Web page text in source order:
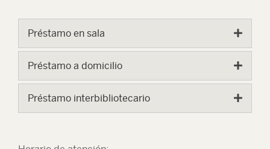
Préstamo en sala
Préstamo a domicilio
Préstamo interbibliotecario